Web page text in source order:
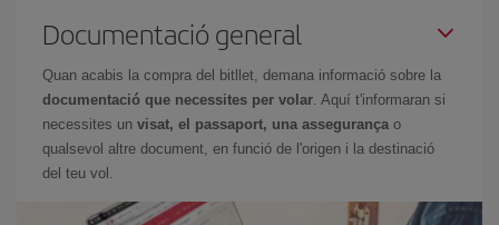
Documentació general
Quan acabis la compra del bitllet, demana informació sobre la
documentació que necessites per volar. Aquí t'informaran si
necessites un visat, el passaport, una assegurança o
qualsevol altre document, en funció de l'origen i la destinació
del teu vol.